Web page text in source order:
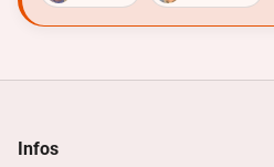
Infos